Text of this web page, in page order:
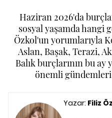
Haziran 2026'da
sosyal yaşamda hangi
Özkol'un yorumlarıyla
Aslan, Başak, Terazi,
Balık burçlarının bu ay
önemli
Yazar: Filiz